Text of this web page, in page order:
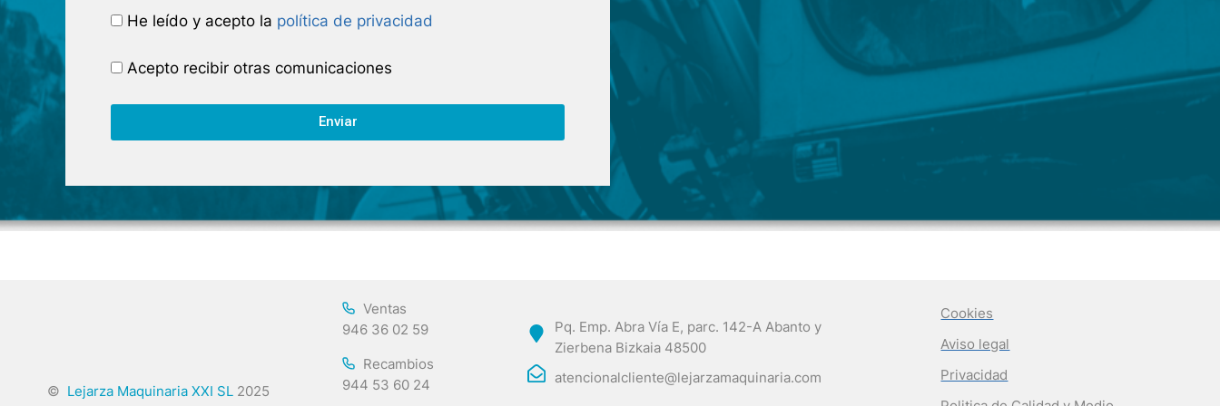
He leído y acepto la política de privacidad
Acepto recibir otras comunicaciones
Enviar
© Lejarza Maquinaria XXI SL 2025
Ventas
946 36 02 59
Recambios
944 53 60 24
Pq. Emp. Abra Vía E, parc. 142-A Abanto y
Zierbena Bizkaia 48500
atencionalcliente@lejarzamaquinaria.com
Cookies
Aviso legal
Privacidad